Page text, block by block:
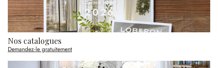
Nos catalogues
Demandez-le gratuitement